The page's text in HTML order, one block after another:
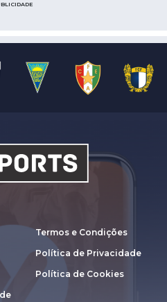
Termos e Condições
Política de Privacidade
Política de Cookies